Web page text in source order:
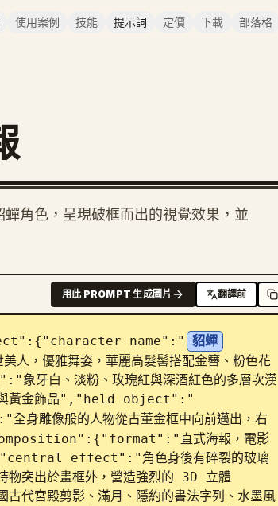
使用案例 技能 提示詞 定價 下載 部落格
角色，呈現破框而出的視覺效果，並
用此 PROMPT 生成圖片 翻譯前
name":"
貂蟬
優雅舞姿，華麗高髮髻搭配金簪、粉色花
象牙白、淡粉、玫瑰紅與深酒紅色的多層次漢
石與黃金飾品","held object":"
身雕像般的人物從古董金框中向前邁出，右
直式海報，電影
","central effect":"角色身後有碎裂的玻璃
物突出於畫框外，營造強烈的 3D 立體
宮殿剪影、滿月、隱約的書法字列、水墨風